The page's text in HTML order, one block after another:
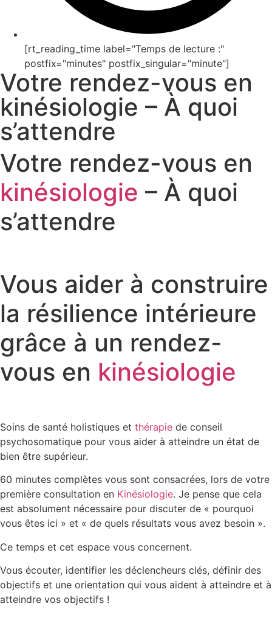
[rt_reading_time label="Temps de lecture :"
postfix="minutes" postfix_singular="minute"]
Votre rendez-vous en
kinésiologie – À quoi
s’attendre
Votre rendez-vous en
kinésiologie – À quoi
s’attendre
Vous aider à construire
la résilience intérieure
grâce à un rendez-
vous en kinésiologie
Soins de santé holistiques et thérapie de conseil
psychosomatique pour vous aider à atteindre un état de
bien être supérieur.
60 minutes complètes vous sont consacrées, lors de votre
première consultation en Kinésiologie. Je pense que cela
est absolument nécessaire pour discuter de « pourquoi
vous êtes ici » et « de quels résultats vous avez besoin ».
Ce temps et cet espace vous concernent.
Vous écouter, identifier les déclencheurs clés, définir des
objectifs et une orientation qui vous aident à atteindre et à
atteindre vos objectifs !